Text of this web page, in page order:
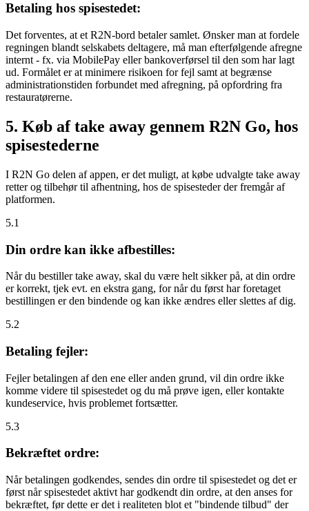
Betaling hos spisestedet:
Det forventes, at et R2N-bord betaler samlet. Ønsker man at fordele
regningen blandt selskabets deltagere, må man efterfølgende afregne
internt - fx. via MobilePay eller bankoverførsel til den som har lagt
ud. Formålet er at minimere risikoen for fejl samt at begrænse
administrationstiden forbundet med afregning, på opfordring fra
restauratørerne.
5. Køb af take away gennem R2N Go, hos
spisestederne
I R2N Go delen af appen, er det muligt, at købe udvalgte take away
retter og tilbehør til afhentning, hos de spisesteder der fremgår af
platformen.
5.1
Din ordre kan ikke afbestilles:
Når du bestiller take away, skal du være helt sikker på, at din ordre
er korrekt, tjek evt. en ekstra gang, for når du først har foretaget
bestillingen er den bindende og kan ikke ændres eller slettes af dig.
5.2
Betaling fejler:
Fejler betalingen af den ene eller anden grund, vil din ordre ikke
komme videre til spisestedet og du må prøve igen, eller kontakte
kundeservice, hvis problemet fortsætter.
5.3
Bekræftet ordre:
Når betalingen godkendes, sendes din ordre til spisestedet og det er
først når spisestedet aktivt har godkendt din ordre, at den anses for
bekræftet, før dette er det i realiteten blot et "bindende tilbud" der